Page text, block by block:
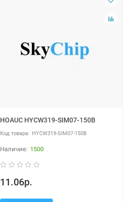
HOAUC HYCW319-SIM07-150B
HYCW319-SIM07-150B
1500
11.06р.